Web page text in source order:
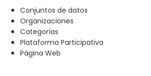
Conjuntos de datos
Organizaciones
Categorías
Plataforma Participativa
Página Web